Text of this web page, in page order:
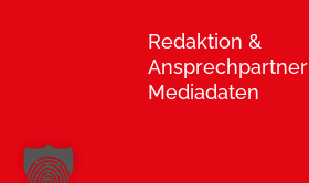
Redaktion &
Ansprechpartner
Mediadaten